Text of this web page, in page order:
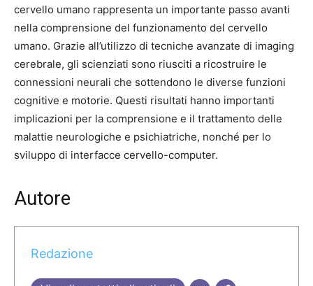
cervello umano rappresenta un importante passo avanti
nella comprensione del funzionamento del cervello
umano. Grazie all’utilizzo di tecniche avanzate di imaging
cerebrale, gli scienziati sono riusciti a ricostruire le
connessioni neurali che sottendono le diverse funzioni
cognitive e motorie. Questi risultati hanno importanti
implicazioni per la comprensione e il trattamento delle
malattie neurologiche e psichiatriche, nonché per lo
sviluppo di interfacce cervello-computer.
Autore
Redazione